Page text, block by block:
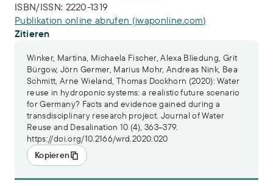
ISBN/ISSN: 2220-1319
Publikation online abrufen (iwaponline.com)
Zitieren
Winker, Martina, Michaela Fischer, Alexa Bliedung, Grit
Bürgow, Jörn Germer, Marius Mohr, Andreas Nink, Bea
Schmitt, Arne Wieland, Thomas Dockhorn (2020): Water
reuse in hydroponic systems: a realistic future scenario
for Germany? Facts and evidence gained during a
transdisciplinary research project. Journal of Water
Reuse and Desalination 10 (4), 363–379.
https://doi.org/10.2166/wrd.2020.020
Kopieren